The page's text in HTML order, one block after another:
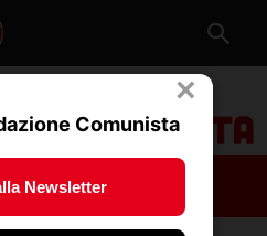
×
Comunista
Newsletter